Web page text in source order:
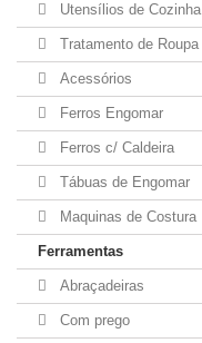
Utensílios de Cozinha
Tratamento de Roupa
Acessórios
Ferros Engomar
Ferros c/ Caldeira
Tábuas de Engomar
Maquinas de Costura
Ferramentas
Abraçadeiras
Com prego